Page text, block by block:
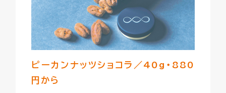
ピーカンナッツショコラ／40g・880
円から